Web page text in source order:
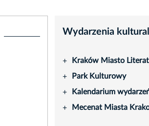
Wydarzenia
+ Kraków Miasto
+ Park Kulturowy
+ Kalendarium
+ Mecenat Miasta